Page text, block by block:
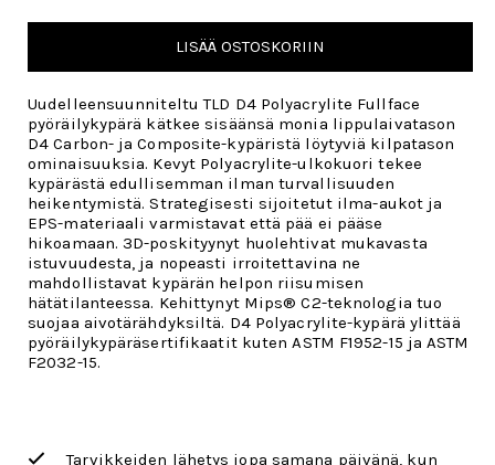
LISÄÄ OSTOSKORIIN
Uudelleensuunniteltu TLD D4 Polyacrylite Fullface
pyöräilykypärä kätkee sisäänsä monia lippulaivatason
D4 Carbon- ja Composite-kypäristä löytyviä kilpatason
ominaisuuksia. Kevyt Polyacrylite-ulkokuori tekee
kypärästä edullisemman ilman turvallisuuden
heikentymistä. Strategisesti sijoitetut ilma-aukot ja
EPS-materiaali varmistavat että pää ei pääse
hikoamaan. 3D-poskityynyt huolehtivat mukavasta
istuvuudesta, ja nopeasti irroitettavina ne
mahdollistavat kypärän helpon riisumisen
hätätilanteessa. Kehittynyt Mips® C2-teknologia tuo
suojaa aivotärähdyksiltä. D4 Polyacrylite-kypärä ylittää
pyöräilykypäräsertifikaatit kuten ASTM F1952-15 ja ASTM
F2032-15.
Tarvikkeiden lähetys jopa samana päivänä, kun